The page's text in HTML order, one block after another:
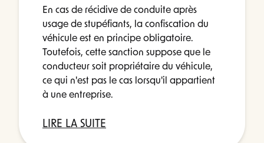
En cas de récidive de conduite après
usage de stupéfiants, la confiscation du
véhicule est en principe obligatoire.
Toutefois, cette sanction suppose que le
conducteur soit propriétaire du véhicule,
ce qui n'est pas le cas lorsqu'il appartient
à une entreprise.
LIRE LA SUITE